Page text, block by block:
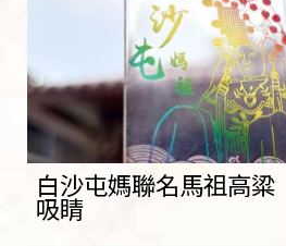
白沙屯媽聯名馬祖高
吸睛